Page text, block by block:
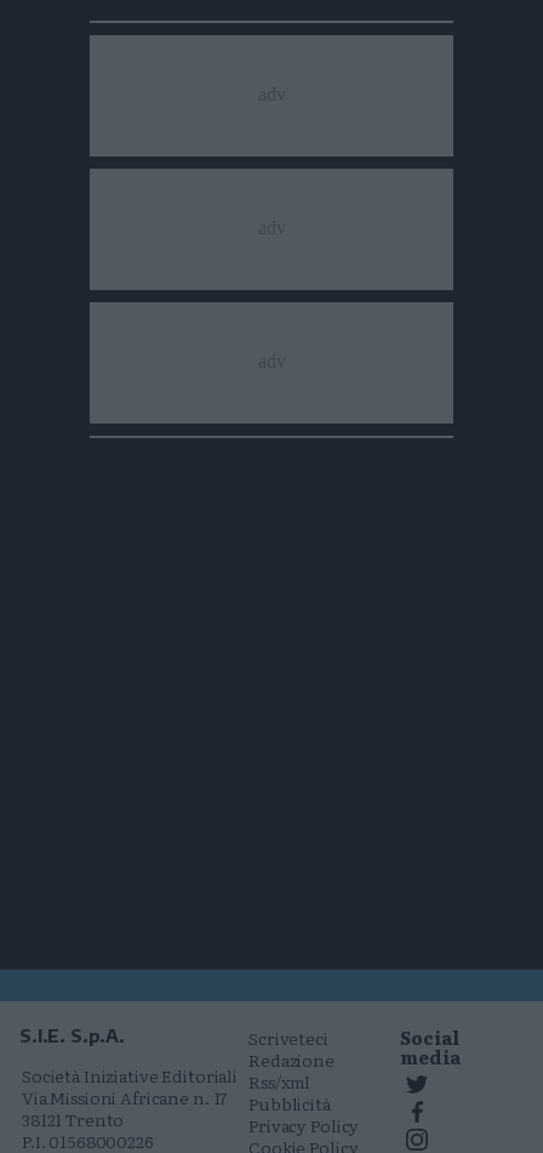
S.I.E. S.p.A.
Società Iniziative Editoriali
Via Missioni Africane n. 17
38121 Trento
P.I. 01568000226
Scriveteci
Redazione
Rss/xml
Pubblicità
Privacy Policy
Cookie Policy
Social
media